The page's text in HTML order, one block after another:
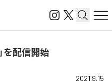
を配信開始
2021.9.15